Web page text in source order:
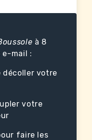
à 8
e-mail :
décoller votre
votre
faire les